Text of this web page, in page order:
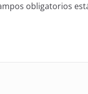
obligatorios